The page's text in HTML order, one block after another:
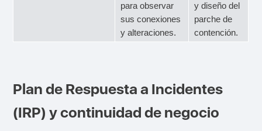
para observar
sus conexiones
y alteraciones.
y diseño del
parche de
contención.
Plan de Respuesta a Incidentes
(IRP) y continuidad de negocio